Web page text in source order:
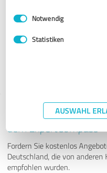
Impressum
Einwilligungsauswahl
Notwendig
Statistiken
AUSWAHL
Camperland J.Bong Vertriebs
Tipp: Die passenden
dem ExpertCompass
Fordern Sie kostenlos
Deutschland, die von
empfohlen wurden.